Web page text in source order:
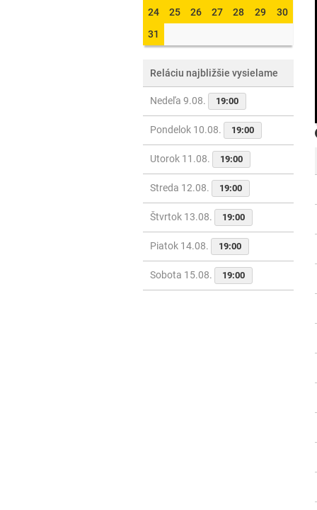
24
25 26 27 28 29
30
31
Reláciu najbližšie vysielame
Nedeľa 9.08. 19:00
Pondelok 10.08. 19:00
Utorok 11.08. 19:00
Streda 12.08. 19:00
Štvrtok 13.08. 19:00
Piatok 14.08. 19:00
Sobota 15.08. 19:00